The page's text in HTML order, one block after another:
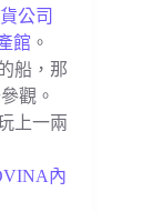
公司
館 。
船，那
觀。
上一兩
內